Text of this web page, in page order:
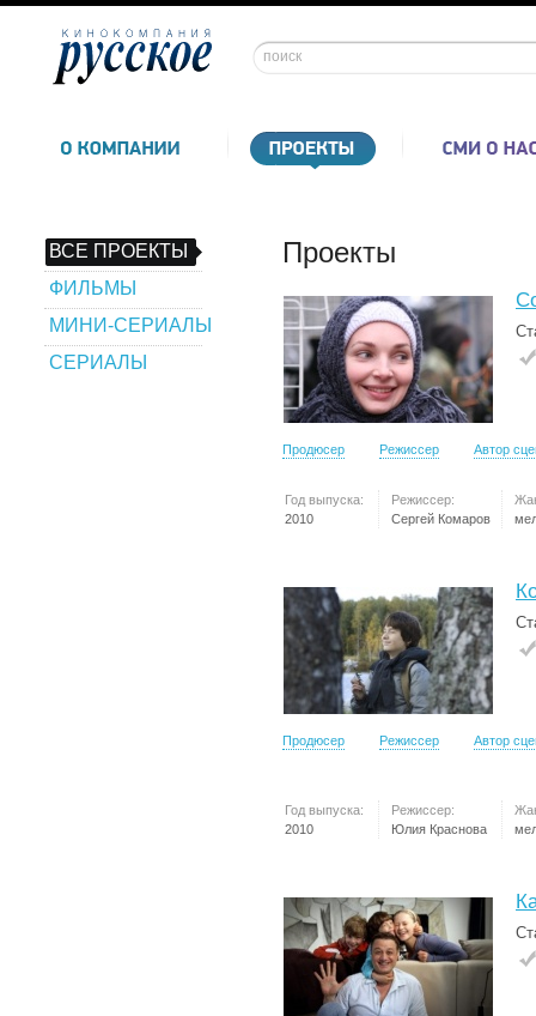
ВСЕ ПРОЕКТЫ
ФИЛЬМЫ
МИНИ-СЕРИАЛЫ
СЕРИАЛЫ
Проекты
Продюсер Режиссер Автор
Год выпуска:
2010
Режиссер:
Сергей Комаров
Продюсер Режиссер Автор
Год выпуска:
2010
Режиссер:
Юлия Краснова